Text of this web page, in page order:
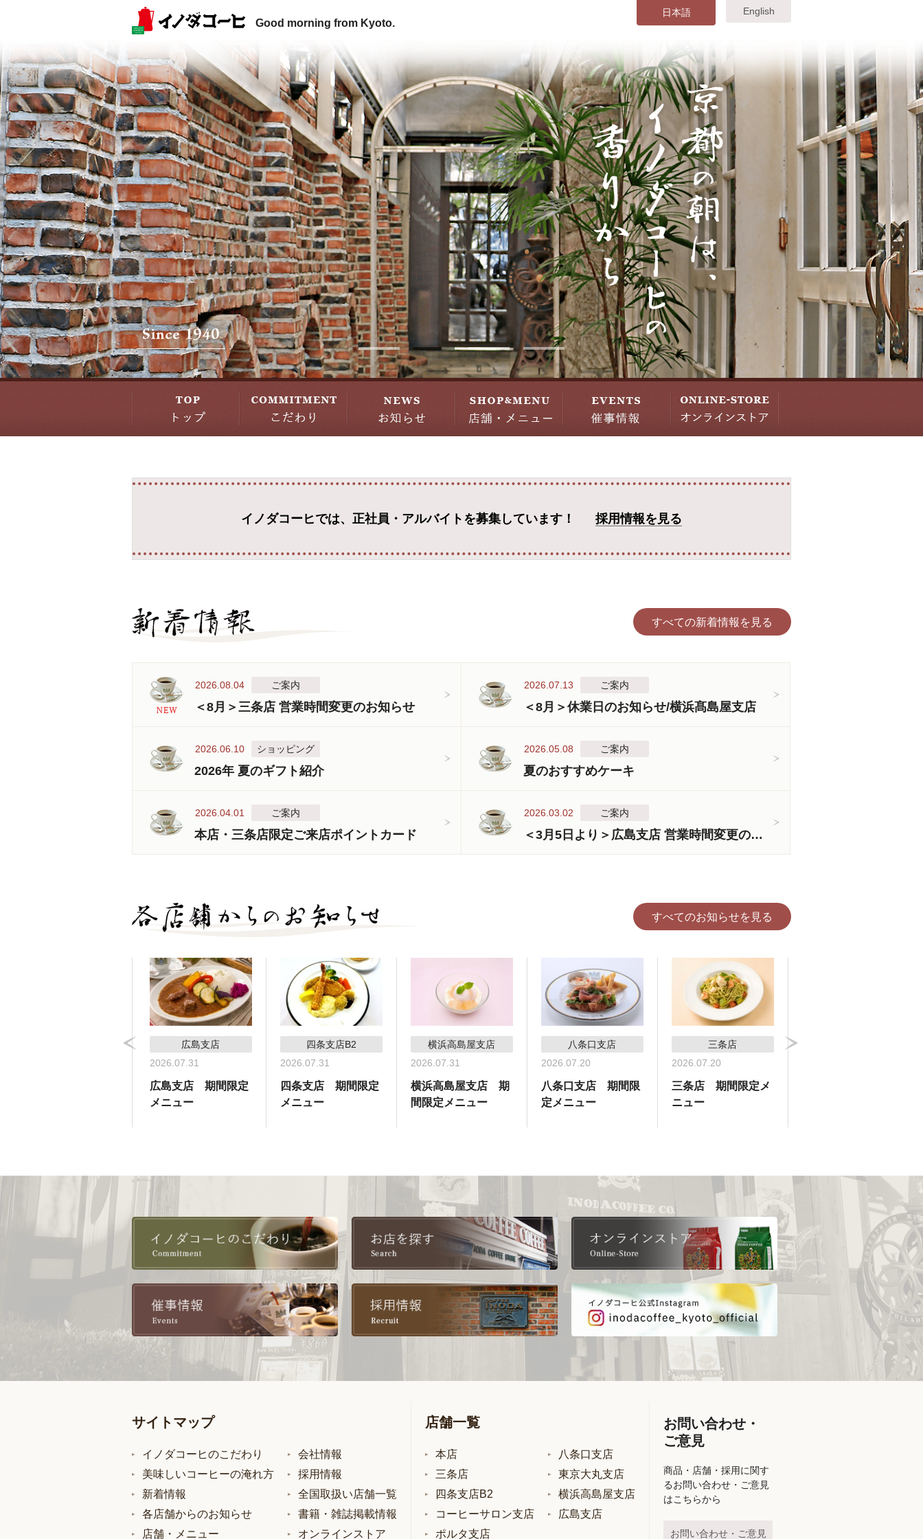
Good morning from Kyoto.
日本語 English
イノダコーヒでは、 正社員・アルバイトを募集しています！ 採用情報を見る
すべての新着情報を見る
2026.08.04 ご案内
＜8月＞三条店 営業時間変更のお知らせ
2026.07.13 ご案内
＜8月＞休業日のお知らせ/横浜髙島屋支店
2026.06.10 ショッピング
2026年 夏のギフト紹介
2026.05.08 ご案内
夏のおすすめケーキ
2026.04.01 ご案内
本店・三条店限定ご来店ポイントカード
2026.03.02 ご案内
＜3月5日より＞広島支店 営業時間変更のお知らせ
すべてのお知らせを見る
広島支店
2026.07.31
広島支店 期間限定
メニュー
四条支店B2
2026.07.31
四条支店 期間限定
メニュー
横浜高島屋支店
2026.07.31
横浜高島屋支店 期
間限定メニュー
八条口支店
2026.07.20
八条口支店 期間限
定メニュー
三条店
2026.07.20
三条店 期間限定メ
ニュー
サイトマップ
イノダコーヒのこだわり
美味しいコーヒーの淹れ方
新着情報
各店舗からのお知らせ
店舗・メニュー
会社情報
採用情報
全国取扱い店舗一覧
書籍・雑誌掲載情報
オンラインストア
店舗一覧
本店
三条店
四条支店B2
コーヒーサロン支店
ポルタ支店
八条口支店
東京大丸支店
横浜高島屋支店
広島支店
お問い合わせ・
ご意見
商品・店舗・採用に関す
るお問い合わせ・ご意見
はこちらから
お問い合わせ・ご意見